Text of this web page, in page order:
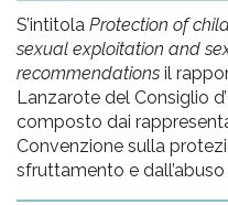
S’intitola Protection of
sexual exploitation and
recommendations il
Lanzarote del Consiglio
composto dai
Convenzione sulla
sfruttamento e dall’abuso